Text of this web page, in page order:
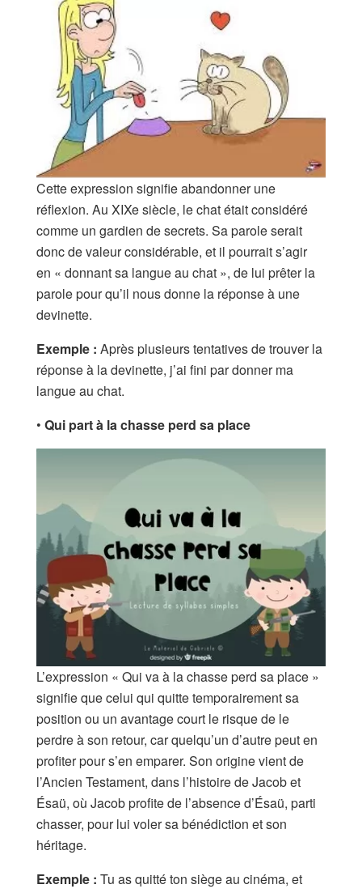
Cette expression signifie abandonner une
réflexion. Au XIXe siècle, le chat était considéré
comme un gardien de secrets. Sa parole serait
donc de valeur considérable, et il pourrait s’agir
en « donnant sa langue au chat », de lui prêter la
parole pour qu’il nous donne la réponse à une
devinette.
Exemple : Après plusieurs tentatives de trouver la
réponse à la devinette, j’ai fini par donner ma
langue au chat.
• Qui part à la chasse perd sa place
L’expression « Qui va à la chasse perd sa place »
signifie que celui qui quitte temporairement sa
position ou un avantage court le risque de le
perdre à son retour, car quelqu’un d’autre peut en
profiter pour s’en emparer. Son origine vient de
l’Ancien Testament, dans l’histoire de Jacob et
Ésaü, où Jacob profite de l’absence d’Ésaü, parti
chasser, pour lui voler sa bénédiction et son
héritage.
Exemple : Tu as quitté ton siège au cinéma, et